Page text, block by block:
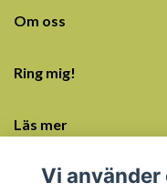
Om oss
Ring mig!
Läs mer
Sociala medier
Vi använder